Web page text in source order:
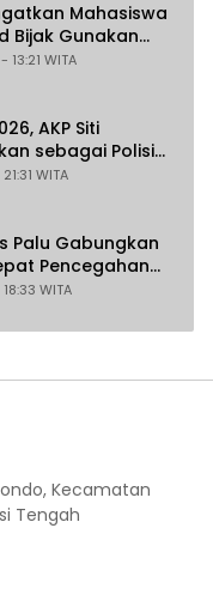
Mahasiswa
Bijak Gunakan
WITA
AKP Siti
sebagai Polisi
dan Anak
WITA
Palu Gabungkan
Pencegahan
WITA
Kecamatan
Tengah